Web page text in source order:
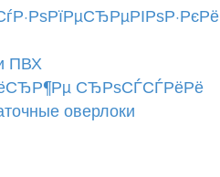
ПВХ
СЂРѕСЃСЃРёРё
оверлоки